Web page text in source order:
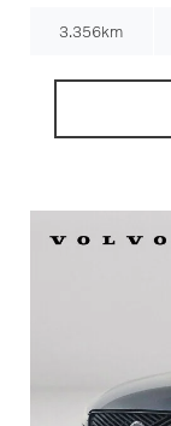
3.356km